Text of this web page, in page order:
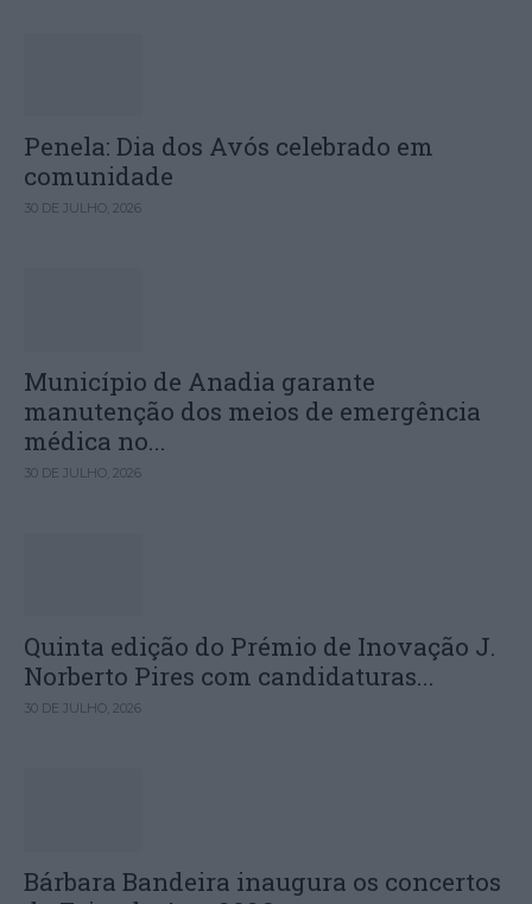
Penela: Dia dos Avós celebrado em
comunidade
30 DE JULHO, 2026
Município de Anadia garante
manutenção dos meios de emergência
médica no...
30 DE JULHO, 2026
Quinta edição do Prémio de Inovação J.
Norberto Pires com candidaturas...
30 DE JULHO, 2026
Bárbara Bandeira inaugura os concertos